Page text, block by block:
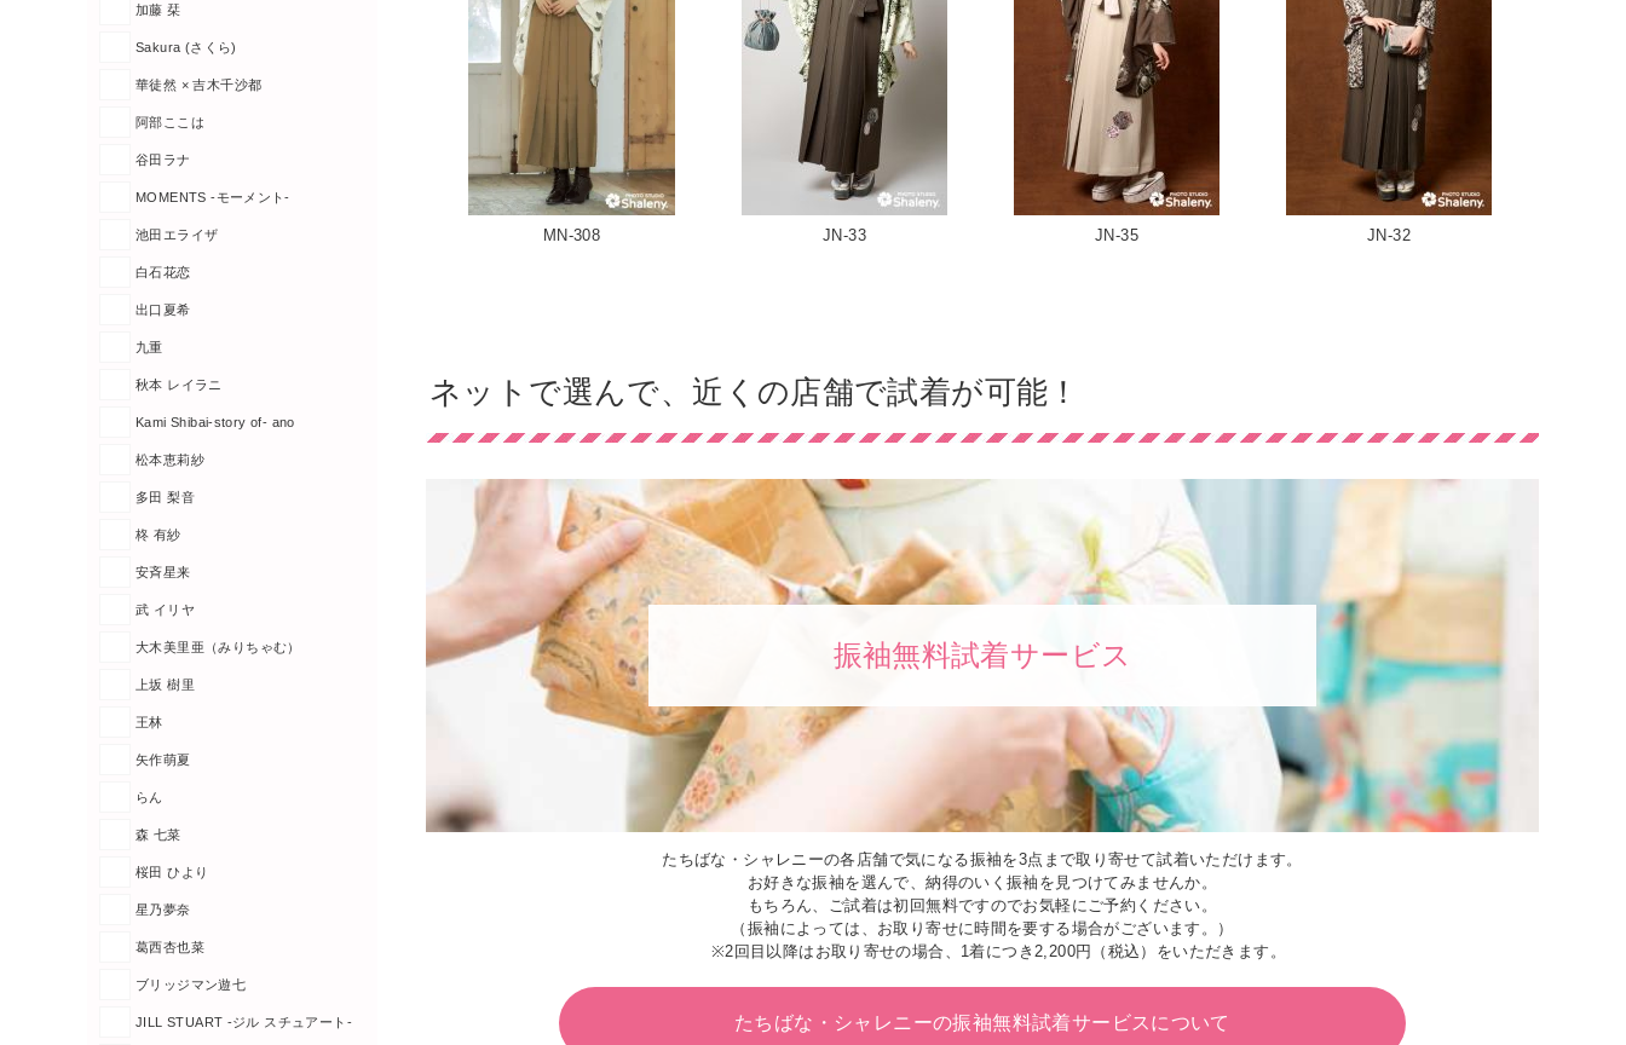
MN-308 JN-33 JN-35 JN-32
ネットで選んで、近くの店舗で試着が可能！
振袖無料試着サービス
たちばな・シャレニーの各店舗で気になる振袖を3点まで取り寄せて試着いただけます。
お好きな振袖を選んで、納得のいく振袖を見つけてみませんか。
もちろん、ご試着は初回無料ですのでお気軽にご予約ください。
（振袖によっては、お取り寄せに時間を要する場合がございます。）
※2回目以降はお取り寄せの場合、1着につき2,200円（税込）をいただきます。
たちばな・シャレニーの振袖無料試着サービスについて
加藤 栞
Sakura (さくら)
華徒然 × 吉木千沙都
阿部ここは
谷田ラナ
MOMENTS -モーメント-
池田エライザ
白石花恋
出口夏希
九重
秋本 レイラニ
Kami Shibai-story of- ano
松本恵莉紗
多田 梨音
柊 有紗
安斉星来
武 イリヤ
大木美里亜（みりちゃむ）
上坂 樹里
王林
矢作萌夏
らん
森 七菜
桜田 ひより
星乃夢奈
葛西杏也菜
ブリッジマン遊七
JILL STUART -ジル スチュアート-